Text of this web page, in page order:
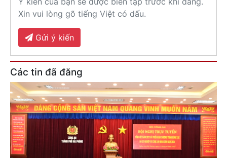
Xin vui lòng gõ tiếng Việt có dấu.
Gửi ý kiến
Các tin đã đăng